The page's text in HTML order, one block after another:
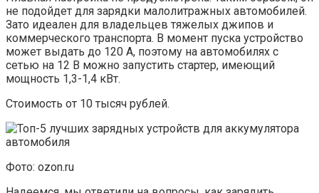
не подойдет для зарядки малолитражных автомобилей.
Зато идеален для владельцев тяжелых джипов и
коммерческого транспорта. В момент пуска устройство
может выдать до 120 А, поэтому на автомобилях с
сетью на 12 В можно запустить стартер, имеющий
мощность 1,3-1,4 кВт.
Стоимость от 10 тысяч рублей.
Фото: ozon.ru